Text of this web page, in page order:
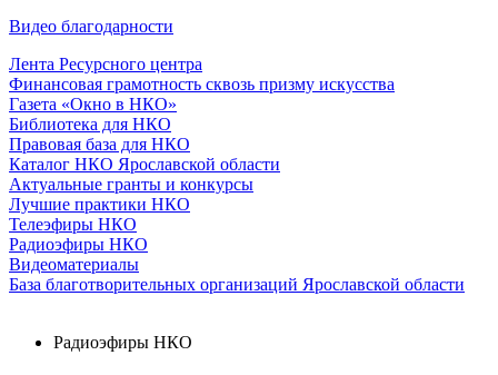
Видео благодарности
Лента Ресурсного центра
Финансовая грамотность сквозь призму искусства
Газета «Окно в НКО»
Библиотека для НКО
Правовая база для НКО
Каталог НКО Ярославской области
Актуальные гранты и конкурсы
Лучшие практики НКО
Телеэфиры НКО
Радиоэфиры НКО
Видеоматериалы
База благотворительных организаций Ярославской области
Радиоэфиры НКО